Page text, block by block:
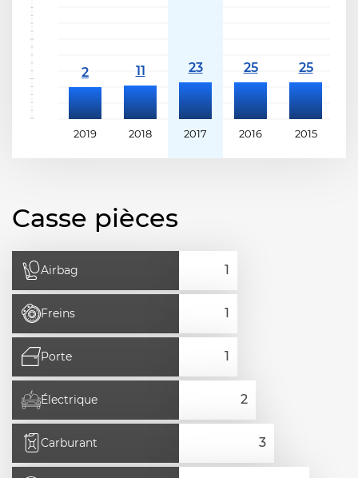
2019 2018 2017 2016 2015
Casse pièces
Airbag
Freins
Porte
Électrique
Carburant